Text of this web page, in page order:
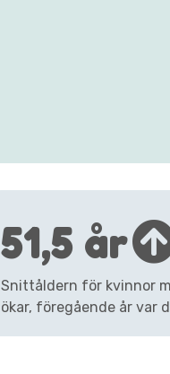
51,5 år
Snittåldern för kvinnor
ökar, föregående år var